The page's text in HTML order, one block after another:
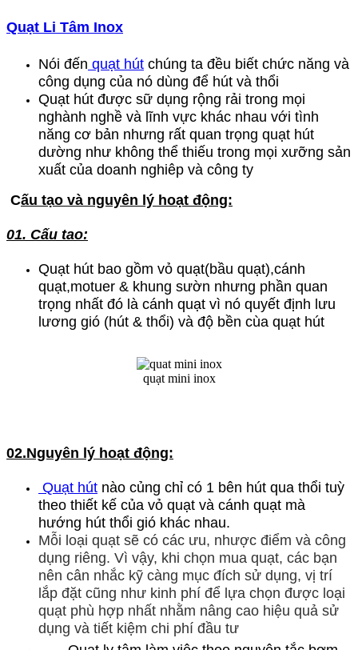
Quạt Li Tâm Inox
Nói đến quạt hút chúng ta đều biết chức năng và
công dụng của nó dùng để hút và thổi
Quạt hút được sữ dụng rộng rải trong mọi
nghành nghề và lĩnh vực khác nhau với tình
năng cơ bản nhưng rất quan trọng quạt hút
dường như không thể thiếu trong mọi xưỡng sản
xuất của doanh nghiêp và công ty
Cấu tạo và nguyên lý hoạt động:
01. Cấu tao:
Quạt hút bao gồm vỏ quạt(bầu quạt),cánh
quạt,motuer & khung sườn nhưng phần quan
trọng nhất đó là cánh quạt vì nó quyết định lưu
lương gió (hút & thổi) và độ bền cùa quạt hút
quạt mini inox
02.Nguyên lý hoạt động:
Quạt hút nào củng chỉ có 1 bên hút qua thổi tuỳ
theo thiết kế của vỏ quạt và cánh quạt mà
hướng hút thổi gió khác nhau.
Mỗi loại quạt sẽ có các ưu, nhược điểm và công
dụng riêng. Vì vậy, khi chọn mua quạt, các bạn
nên cân nhắc kỹ càng mục đích sử dụng, vị trí
lắp đặt cũng như kinh phí để lựa chọn được loại
quạt phù hợp nhất nhằm nâng cao hiệu quả sử
dụng và tiết kiệm chi phí đầu tư